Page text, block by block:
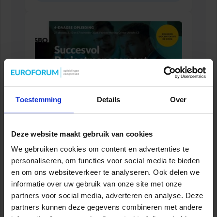
Toestemming Details Over
Deze website maakt gebruik van cookies
We gebruiken cookies om content en advertenties te
personaliseren, om functies voor social media te bieden
en om ons websiteverkeer te analyseren. Ook delen we
informatie over uw gebruik van onze site met onze
partners voor social media, adverteren en analyse. Deze
partners kunnen deze gegevens combineren met andere
Succesvol Projectmanagement in de Zorg
ZORG